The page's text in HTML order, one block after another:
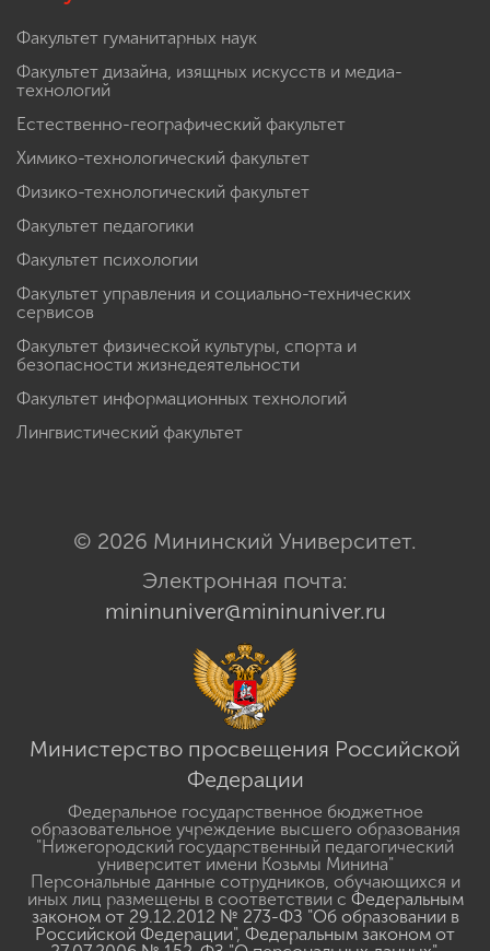
Факультет гуманитарных наук
Факультет дизайна, изящных искусств и медиа-
технологий
Естественно-географический факультет
Химико-технологический факультет
Физико-технологический факультет
Факультет педагогики
Факультет психологии
Факультет управления и социально-технических
сервисов
Факультет физической культуры, спорта и
безопасности жизнедеятельности
Факультет информационных технологий
Лингвистический факультет
© 2026 Мининский Университет.
Электронная почта:
mininuniver@mininuniver.ru
Министерство просвещения Российской
Федерации
Федеральное государственное бюджетное
образовательное учреждение высшего образования
"Нижегородский государственный педагогический
университет имени Козьмы Минина"
Персональные данные сотрудников, обучающихся и
иных лиц размещены в соответствии с Федеральным
законом от 29.12.2012 № 273-ФЗ "Об образовании в
Российской Федерации", Федеральным законом от